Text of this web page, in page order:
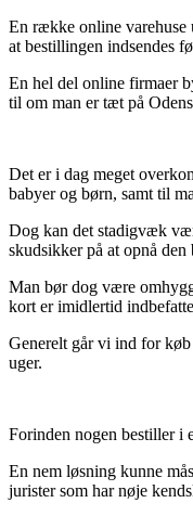
En række online varehuse
at bestillingen indsendes
En hel del online firmaer
til om man er tæt på
Det er i dag meget
babyer og børn, samt til
Dog kan det stadigvæk
skudsikker på at opnå den
Man bør dog være
kort er imidlertid
Generelt går vi ind for
uger.
Forinden nogen bestiller i
En nem løsning kunne
jurister som har nøje